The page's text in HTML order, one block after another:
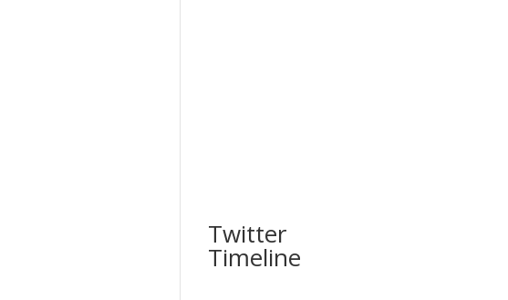
Twitter
Timeline